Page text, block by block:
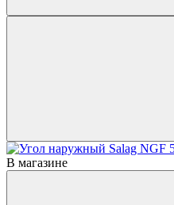
В магазине